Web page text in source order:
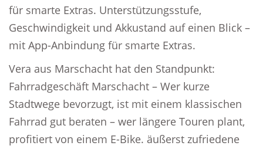
für smarte Extras. Unterstützungsstufe,
Geschwindigkeit und Akkustand auf einen Blick –
mit App-Anbindung für smarte Extras.
Vera aus Marschacht hat den Standpunkt:
Fahrradgeschäft Marschacht – Wer kurze
Stadtwege bevorzugt, ist mit einem klassischen
Fahrrad gut beraten – wer längere Touren plant,
profitiert von einem E-Bike. äußerst zufriedene